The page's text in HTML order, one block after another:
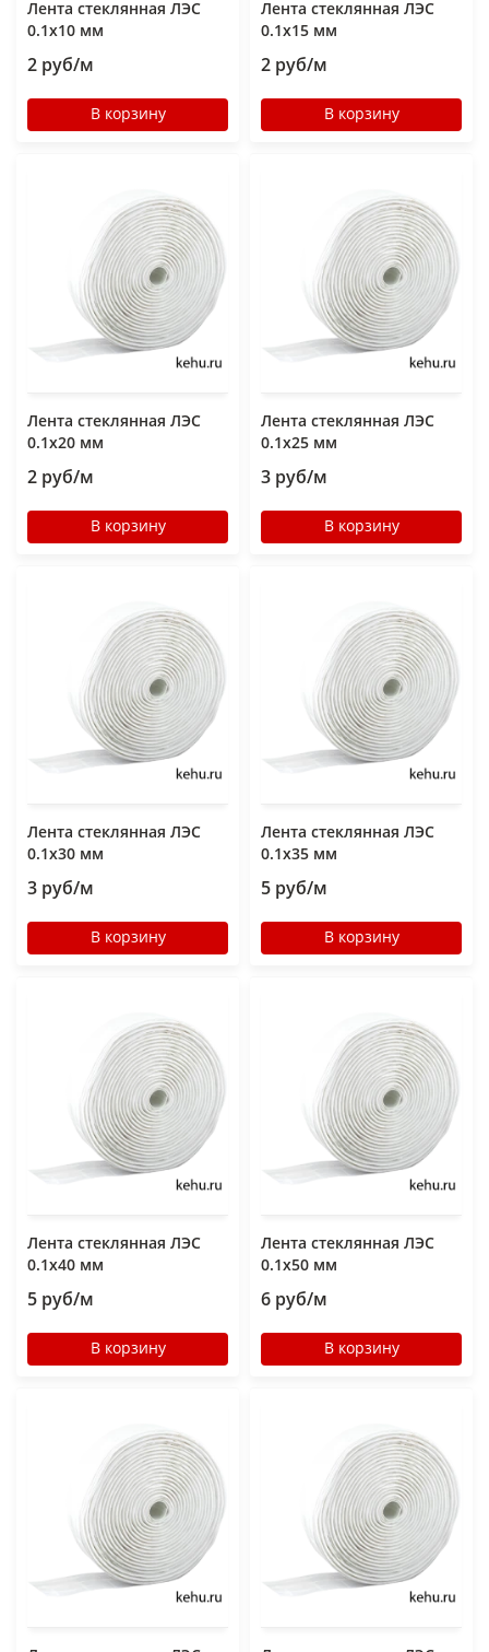
Лента стеклянная ЛЭС
0.1х10 мм
2 руб/м
В корзину
Лента стеклянная ЛЭС
0.1х15 мм
2 руб/м
В корзину
Лента стеклянная ЛЭС
0.1х20 мм
2 руб/м
В корзину
Лента стеклянная ЛЭС
0.1х25 мм
3 руб/м
В корзину
Лента стеклянная ЛЭС
0.1х30 мм
3 руб/м
В корзину
Лента стеклянная ЛЭС
0.1х35 мм
5 руб/м
В корзину
Лента стеклянная ЛЭС
0.1х40 мм
5 руб/м
В корзину
Лента стеклянная ЛЭС
0.1х50 мм
6 руб/м
В корзину